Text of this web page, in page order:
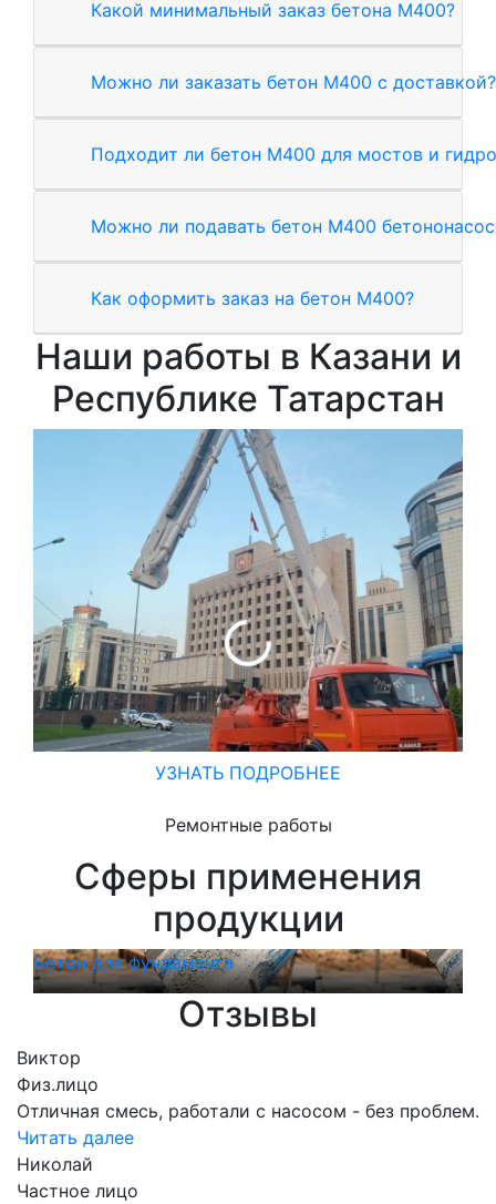
Какой минимальный заказ бетона М400?
Можно ли заказать бетон М400 с доставкой?
Подходит ли бетон М400 для мостов и
Можно ли подавать бетон М400
Как оформить заказ на бетон М400?
Наши работы в Казани и
Республике Татарстан
УЗНАТЬ ПОДРОБНЕЕ
Ремонтные работы
Сферы применения
продукции
Бетон для фундамента
Отзывы
Виктор
Физ.лицо
Отличная смесь, работали с насосом - без проблем.
Читать далее
Николай
Частное лицо